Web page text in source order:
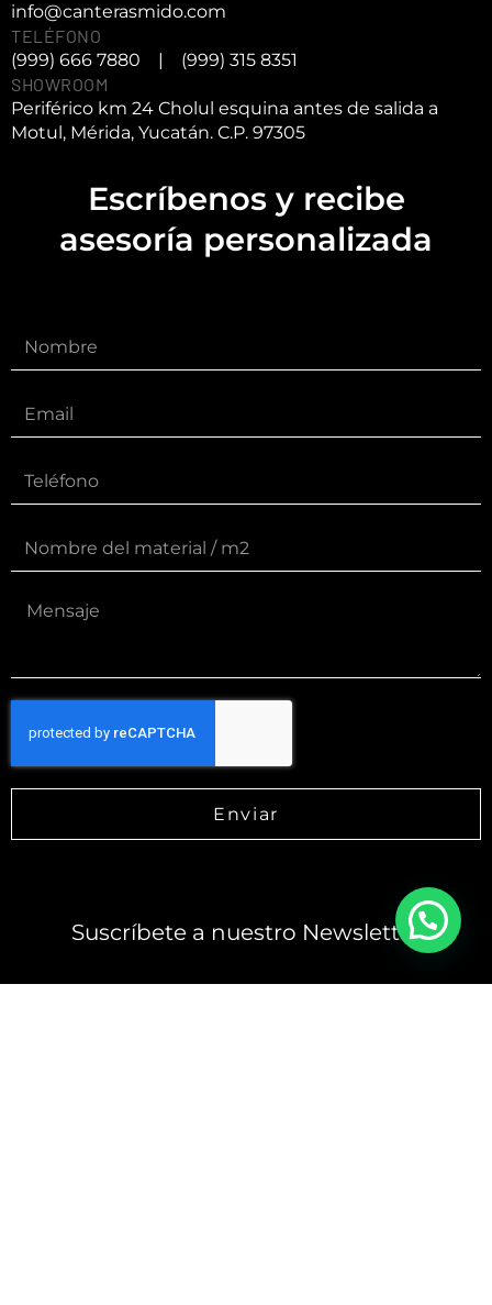
info@canterasmido.com
TELÉFONO
(999) 666 7880
|
(999) 315 8351
SHOWROOM
Periférico km 24 Cholul esquina antes de salida a
Motul, Mérida, Yucatán. C.P. 97305
Escríbenos y recibe
asesoría personalizada
Enviar
Suscríbete a nuestro Newsletter